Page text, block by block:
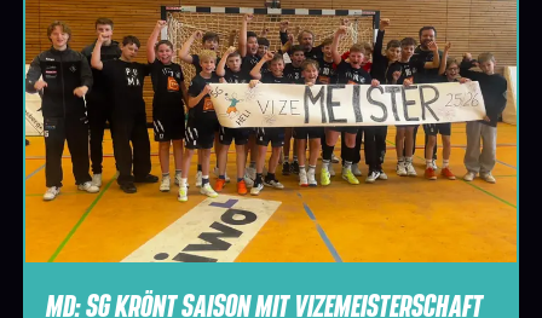
MD: SG KRÖNT SAISON MIT VIZEMEISTERSCHAFT